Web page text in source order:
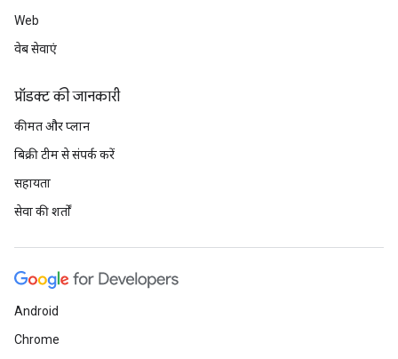
Web
वेब सेवाएं
प्रॉडक्ट की जानकारी
कीमत और प्लान
बिक्री टीम से संपर्क करें
सहायता
सेवा की शर्तों
Android
Chrome